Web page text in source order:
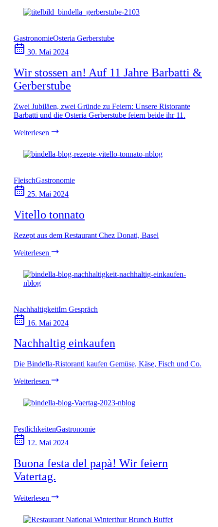
GastronomieOsteria Gerberstube
30. Mai 2024
Wir stossen an! Auf 11 Jahre Barbatti &
Gerberstube
Zwei Jubiläen, zwei Gründe zu Feiern: Unsere Ristorante
Barbatti und die Osteria Gerberstube feiern beide ihr 11.
Weiterlesen
FleischGastronomie
25. Mai 2024
Vitello tonnato
Rezept aus dem Restaurant Chez Donati, Basel
Weiterlesen
NachhaltigkeitIm Gespräch
16. Mai 2024
Nachhaltig einkaufen
Die Bindella-Ristoranti kaufen Gemüse, Käse, Fisch und Co.
Weiterlesen
FestlichkeitenGastronomie
12. Mai 2024
Buona festa del papà! Wir feiern
Vatertag.
Weiterlesen